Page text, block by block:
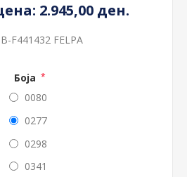
2.945,00 ден.
B-F441432 FELPA
Боја *
0080
0277
0298
0341